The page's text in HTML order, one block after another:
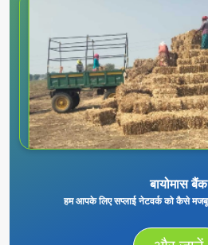
बायोमास बैंक
हम आपके लिए सप्लाई नेटवर्क को कैसे